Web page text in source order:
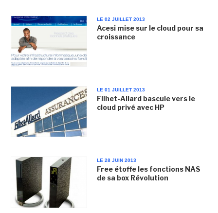
LE 02 JUILLET 2013
Acesi mise sur le cloud pour sa
croissance
LE 01 JUILLET 2013
Filhet-Allard bascule vers le
cloud privé avec HP
LE 28 JUIN 2013
Free étoffe les fonctions NAS
de sa box Révolution